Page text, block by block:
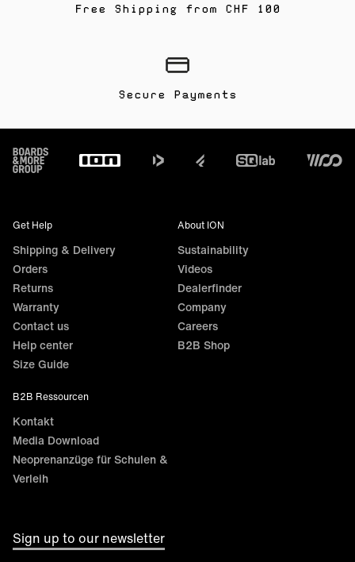
Free Shipping from CHF 100
Secure Payments
Footer
Get Help
Shipping & Delivery
Orders
Returns
Warranty
Contact us
Help center
Size Guide
About ION
Sustainability
Videos
Dealerfinder
Company
Careers
B2B Shop
B2B Ressourcen
Kontakt
Media Download
Neoprenanzüge für Schulen &
Verleih
Sign up to our newsletter